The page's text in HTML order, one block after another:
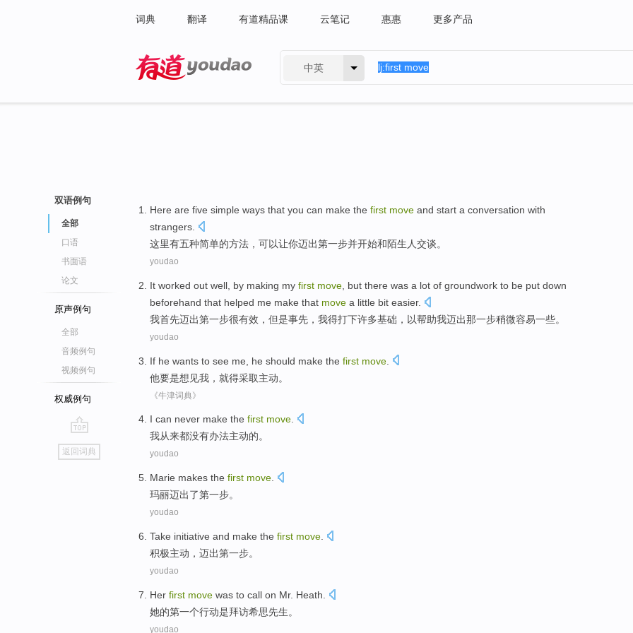
词典 翻译 有道精品课 云笔记 惠惠 更多产品
中英
双语例句
全部
口语
书面语
论文
原声例句
全部
音频例句
视频例句
权威例句
go
top
返回词典
Here are five simple ways that you can make the first move and start a conversation with
strangers
这里有五种简单的方法 ， 可以让你迈出第一步并开始和陌生人交谈。
youdao
It worked out well , by making my first move but there was a lot of groundwork to be put down
beforehand that helped me make that move a little bit easier.
我首先迈出第一步很有效， 但是事先 ， 我得打下许多基础 ， 以帮助我迈出那一步稍微容易一些。
youdao
If he wants to see me he should make the first move
他要是想见我 ， 就得采取主动。
《牛津词典》
I can never make the first move.
我从来都没有办法主动的。
youdao
Marie makes the first move
玛丽迈出了第一步。
youdao
Take initiative and make the first move
积极主动， 迈出第一步。
youdao
Her first move was to call on Mr. Heath
她的第一个行动是拜访希思先生。
youdao